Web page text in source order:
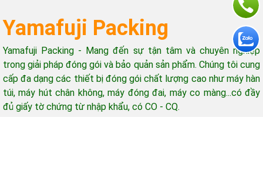
Yamafuji Packing
Yamafuji Packing - Mang đến sự tận tâm và chuyên nghiệp
trong giải pháp đóng gói và bảo quản sản phẩm. Chúng tôi cung
cấp đa dạng các thiết bị đóng gói chất lượng cao như máy hàn
túi, máy hút chân không, máy đóng đai, máy co màng...có đầy
đủ giấy tờ chứng từ nhập khẩu, có CO - CQ.